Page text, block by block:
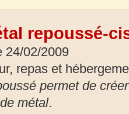
repoussé-
24/02/2009
repas et
permet de
métal.